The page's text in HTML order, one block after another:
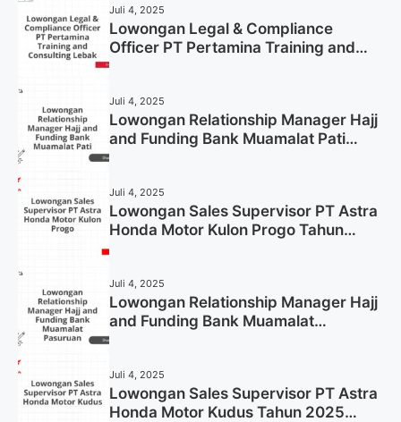
Juli 4, 2025
Lowongan Legal & Compliance
Officer PT Pertamina Training and
Juli 4, 2025
Lowongan Relationship Manager Hajj
and Funding Bank Muamalat Pati
Juli 4, 2025
Lowongan Sales Supervisor PT Astra
Honda Motor Kulon Progo Tahun
Juli 4, 2025
Lowongan Relationship Manager Hajj
and Funding Bank Muamalat
Juli 4, 2025
Lowongan Sales Supervisor PT Astra
Honda Motor Kudus Tahun 2025